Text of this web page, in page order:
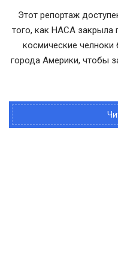
Этот репортаж
того, как НАСА закрыла
космические
города Америки, чтобы